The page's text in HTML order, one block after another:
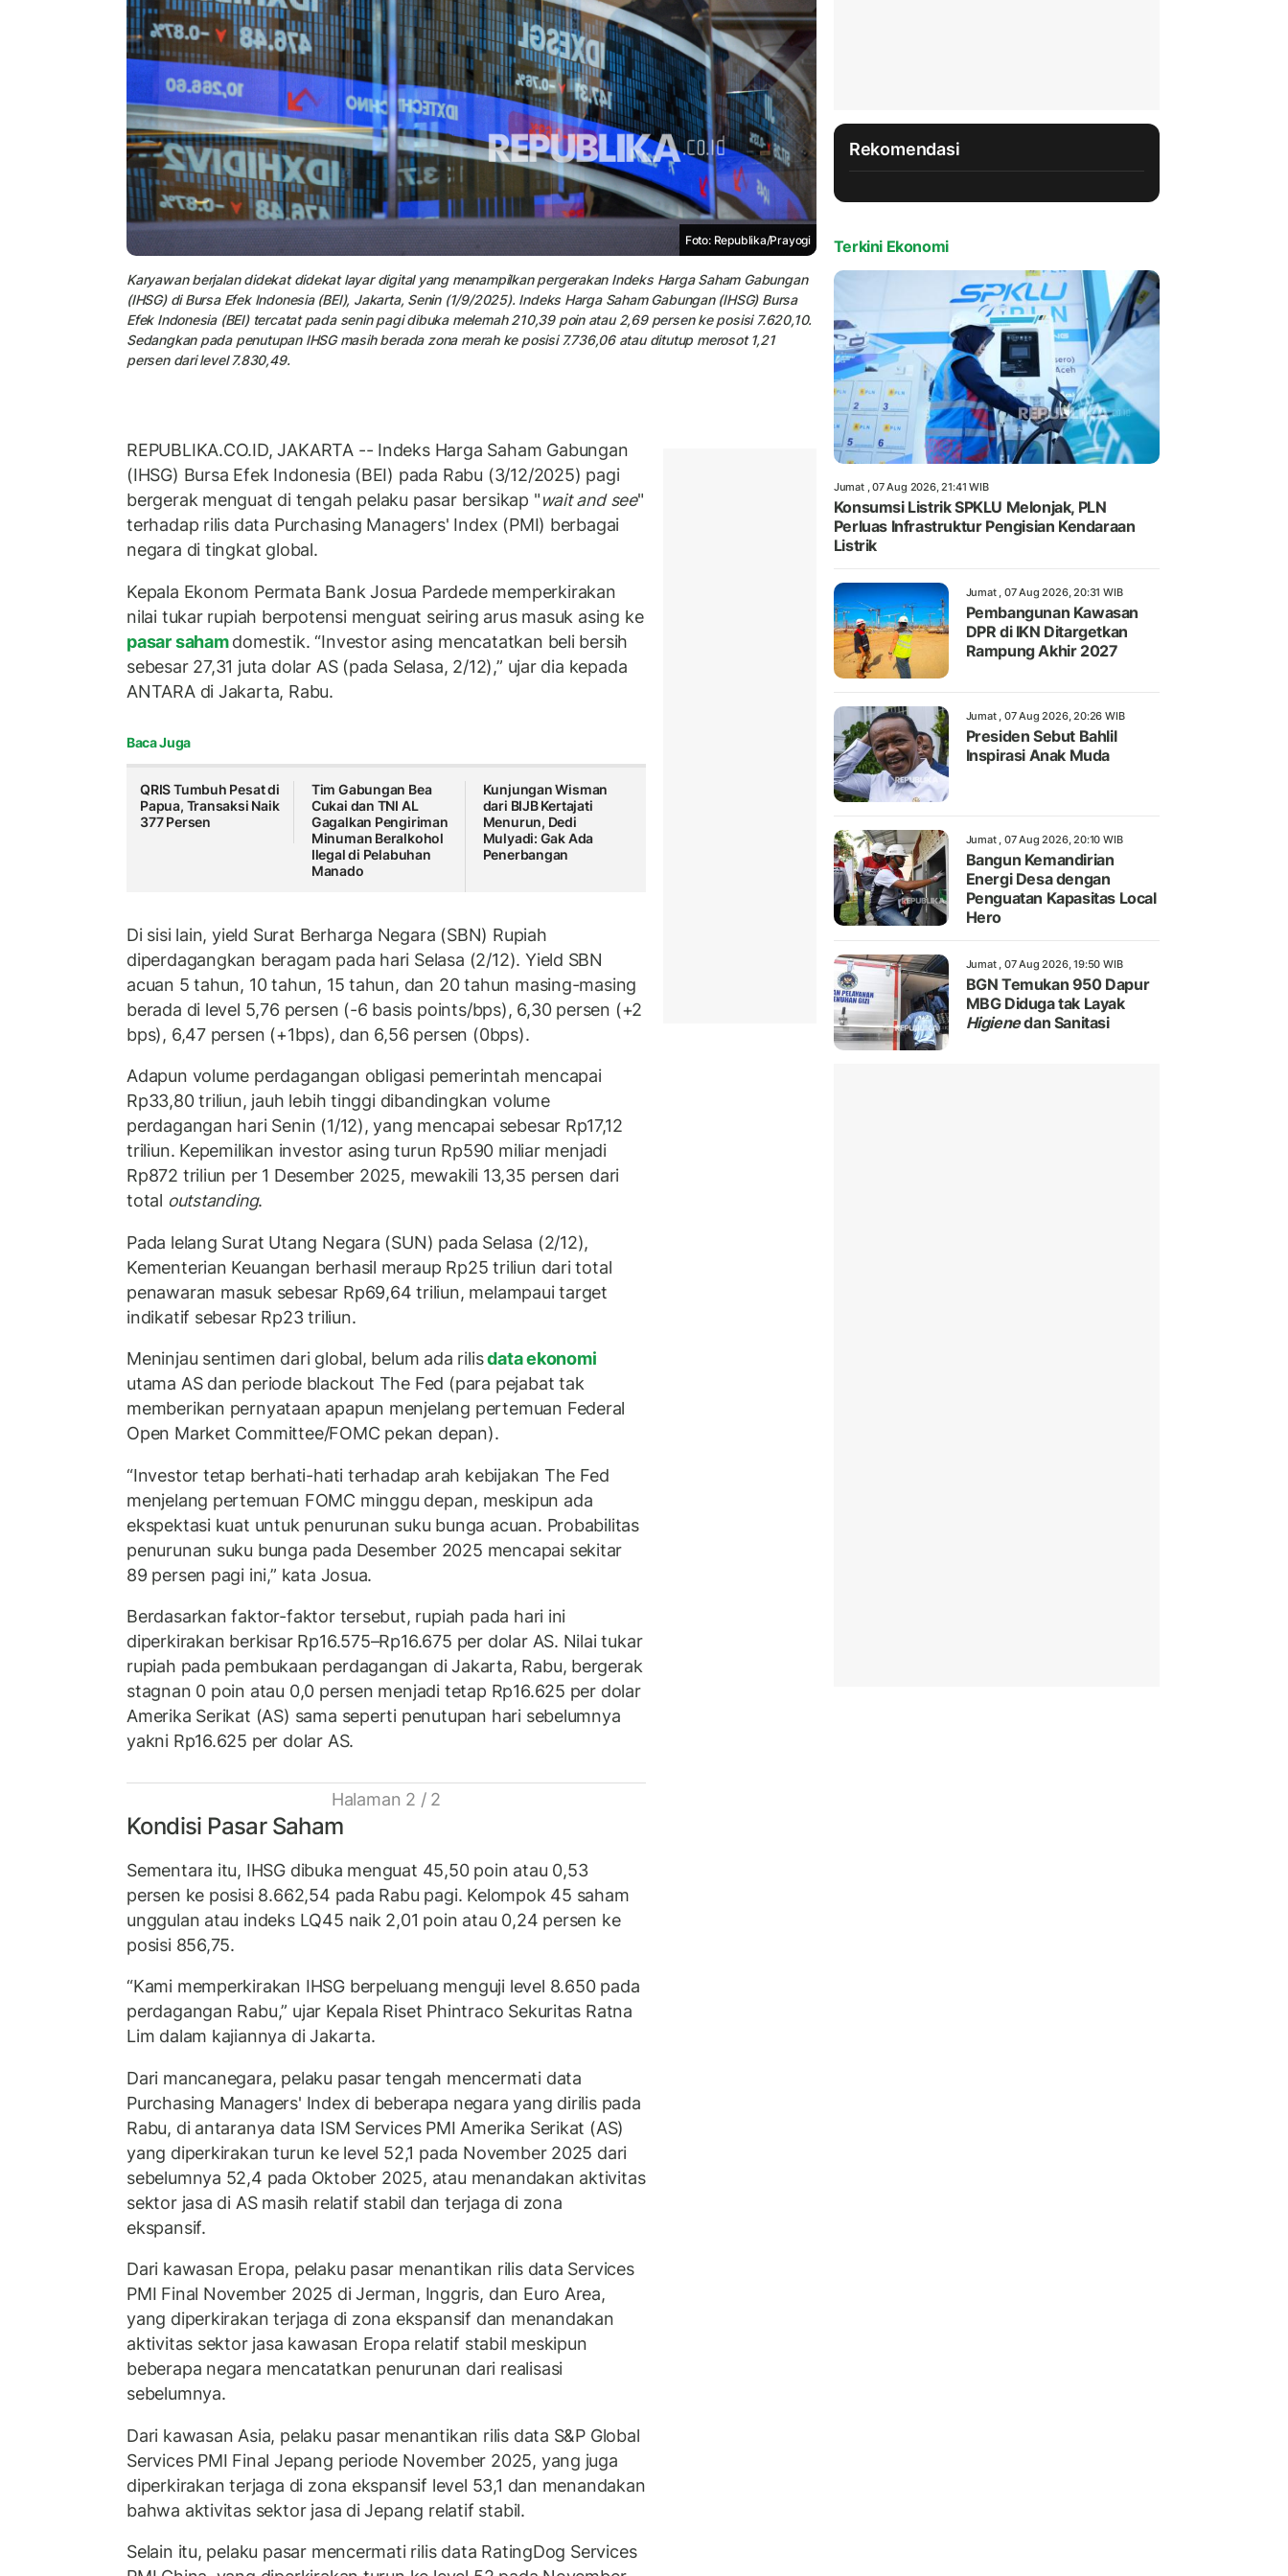
Foto: Republika/Prayogi
Karyawan berjalan didekat didekat layar digital yang menampilkan pergerakan Indeks Harga Saham Gabungan
(IHSG) di Bursa Efek Indonesia (BEI), Jakarta, Senin (1/9/2025). Indeks Harga Saham Gabungan (IHSG) Bursa
Efek Indonesia (BEI) tercatat pada senin pagi dibuka melemah 210,39 poin atau 2,69 persen ke posisi 7.620,10.
Sedangkan pada penutupan IHSG masih berada zona merah ke posisi 7.736,06 atau ditutup merosot 1,21
persen dari level 7.830,49.
REPUBLIKA.CO.ID, JAKARTA -- Indeks Harga Saham Gabungan
(IHSG) Bursa Efek Indonesia (BEI) pada Rabu (3/12/2025) pagi
bergerak menguat di tengah pelaku pasar bersikap "wait and see"
terhadap rilis data Purchasing Managers' Index (PMI) berbagai
negara di tingkat global.
Kepala Ekonom Permata Bank Josua Pardede memperkirakan
nilai tukar rupiah berpotensi menguat seiring arus masuk asing ke
pasar sahamdomestik. “Investor asing mencatatkan beli bersih
sebesar 27,31 juta dolar AS (pada Selasa, 2/12),” ujar dia kepada
ANTARA di Jakarta, Rabu.
Baca Juga
QRIS Tumbuh Pesat di
Papua, Transaksi Naik
377 Persen
Tim Gabungan Bea
Cukai dan TNI AL
Gagalkan Pengiriman
Minuman Beralkohol
Ilegal di Pelabuhan
Manado
Kunjungan Wisman
dari BIJB Kertajati
Menurun, Dedi
Mulyadi: Gak Ada
Penerbangan
Di sisi lain, yield Surat Berharga Negara (SBN) Rupiah
diperdagangkan beragam pada hari Selasa (2/12). Yield SBN
acuan 5 tahun, 10 tahun, 15 tahun, dan 20 tahun masing-masing
berada di level 5,76 persen (-6 basis points/bps), 6,30 persen (+2
bps), 6,47 persen (+1bps), dan 6,56 persen (0bps).
Adapun volume perdagangan obligasi pemerintah mencapai
Rp33,80 triliun, jauh lebih tinggi dibandingkan volume
perdagangan hari Senin (1/12), yang mencapai sebesar Rp17,12
triliun. Kepemilikan investor asing turun Rp590 miliar menjadi
Rp872 triliun per 1 Desember 2025, mewakili 13,35 persen dari
total outstanding.
Pada lelang Surat Utang Negara (SUN) pada Selasa (2/12),
Kementerian Keuangan berhasil meraup Rp25 triliun dari total
penawaran masuk sebesar Rp69,64 triliun, melampaui target
indikatif sebesar Rp23 triliun.
Meninjau sentimen dari global, belum ada rilisdata ekonomi
utama AS dan periode blackout The Fed (para pejabat tak
memberikan pernyataan apapun menjelang pertemuan Federal
Open Market Committee/FOMC pekan depan).
“Investor tetap berhati-hati terhadap arah kebijakan The Fed
menjelang pertemuan FOMC minggu depan, meskipun ada
ekspektasi kuat untuk penurunan suku bunga acuan. Probabilitas
penurunan suku bunga pada Desember 2025 mencapai sekitar
89 persen pagi ini,” kata Josua.
Berdasarkan faktor-faktor tersebut, rupiah pada hari ini
diperkirakan berkisar Rp16.575–Rp16.675 per dolar AS. Nilai tukar
rupiah pada pembukaan perdagangan di Jakarta, Rabu, bergerak
stagnan 0 poin atau 0,0 persen menjadi tetap Rp16.625 per dolar
Amerika Serikat (AS) sama seperti penutupan hari sebelumnya
yakni Rp16.625 per dolar AS.
Halaman 2 / 2
Kondisi Pasar Saham
Sementara itu, IHSG dibuka menguat 45,50 poin atau 0,53
persen ke posisi 8.662,54 pada Rabu pagi. Kelompok 45 saham
unggulan atau indeks LQ45 naik 2,01 poin atau 0,24 persen ke
posisi 856,75.
“Kami memperkirakan IHSG berpeluang menguji level 8.650 pada
perdagangan Rabu,” ujar Kepala Riset Phintraco Sekuritas Ratna
Lim dalam kajiannya di Jakarta.
Dari mancanegara, pelaku pasar tengah mencermati data
Purchasing Managers' Index di beberapa negara yang dirilis pada
Rabu, di antaranya data ISM Services PMI Amerika Serikat (AS)
yang diperkirakan turun ke level 52,1 pada November 2025 dari
sebelumnya 52,4 pada Oktober 2025, atau menandakan aktivitas
sektor jasa di AS masih relatif stabil dan terjaga di zona
ekspansif.
Dari kawasan Eropa, pelaku pasar menantikan rilis data Services
PMI Final November 2025 di Jerman, Inggris, dan Euro Area,
yang diperkirakan terjaga di zona ekspansif dan menandakan
aktivitas sektor jasa kawasan Eropa relatif stabil meskipun
beberapa negara mencatatkan penurunan dari realisasi
sebelumnya.
Dari kawasan Asia, pelaku pasar menantikan rilis data S&P Global
Services PMI Final Jepang periode November 2025, yang juga
diperkirakan terjaga di zona ekspansif level 53,1 dan menandakan
bahwa aktivitas sektor jasa di Jepang relatif stabil.
Selain itu, pelaku pasar mencermati rilis data RatingDog Services
Rekomendasi
Terkini Ekonomi
Jumat , 07 Aug 2026, 21:41 WIB
Konsumsi Listrik SPKLU Melonjak, PLN
Perluas Infrastruktur Pengisian Kendaraan
Listrik
Jumat , 07 Aug 2026, 20:31 WIB
Pembangunan Kawasan
DPR di IKN Ditargetkan
Rampung Akhir 2027
Jumat , 07 Aug 2026, 20:26 WIB
Presiden Sebut Bahlil
Inspirasi Anak Muda
Jumat , 07 Aug 2026, 20:10 WIB
Bangun Kemandirian
Energi Desa dengan
Penguatan Kapasitas Local
Hero
Jumat , 07 Aug 2026, 19:50 WIB
BGN Temukan 950 Dapur
MBG Diduga tak Layak
Higienedan Sanitasi